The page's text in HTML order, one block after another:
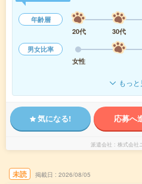
年齢層
20代
30代
男女比率
女性
もっ
気になる! 応募へ
派遣会社 株式会社
未読 掲載日 2026/08/05